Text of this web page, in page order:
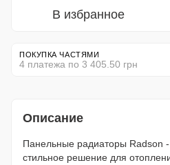
В избранное
ПОКУПКА ЧАСТЯМИ
4 платежа по 3 405.50 грн
Описание
Панельные радиаторы Radson
стильное решение для